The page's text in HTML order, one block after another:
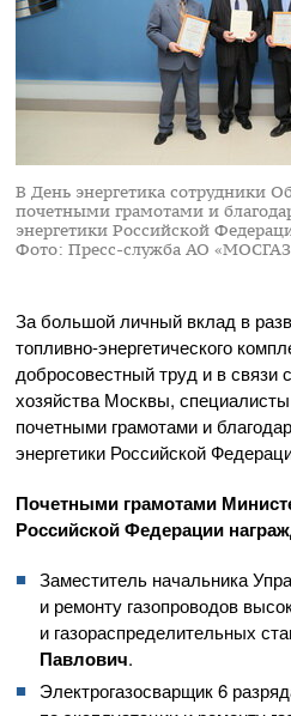
В День энергетика сотрудники
почетными грамотами и
энергетики Российской
Фото: Пресс-служба АО
За большой личный вклад в
топливно-энергетического
добросовестный труд и в связи
хозяйства Москвы,
почетными грамотами и
энергетики Российской
Почетными грамотами
Российской Федерации
Заместитель начальника
и ремонту газопроводов
и газораспределительных
Павлович.
Электрогазосварщик 6